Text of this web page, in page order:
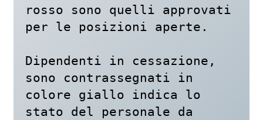
rosso sono quelli approvati
per le posizioni aperte.
Dipendenti in cessazione,
sono contrassegnati in
colore giallo indica lo
stato del personale da